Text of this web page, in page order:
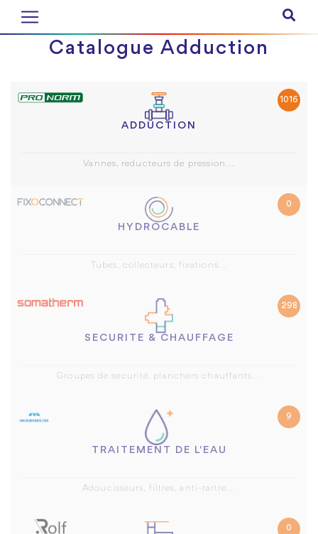
Catalogue Adduction
1016
ADDUCTION
Vannes, reducteurs de pression...
0
HYDROCABLE
Tubes, collecteurs, fixations...
298
SECURITE & CHAUFFAGE
Groupes de securité, planchers chauffants...
9
TRAITEMENT DE L'EAU
Adoucisseurs, filtres, anti-tartre...
0